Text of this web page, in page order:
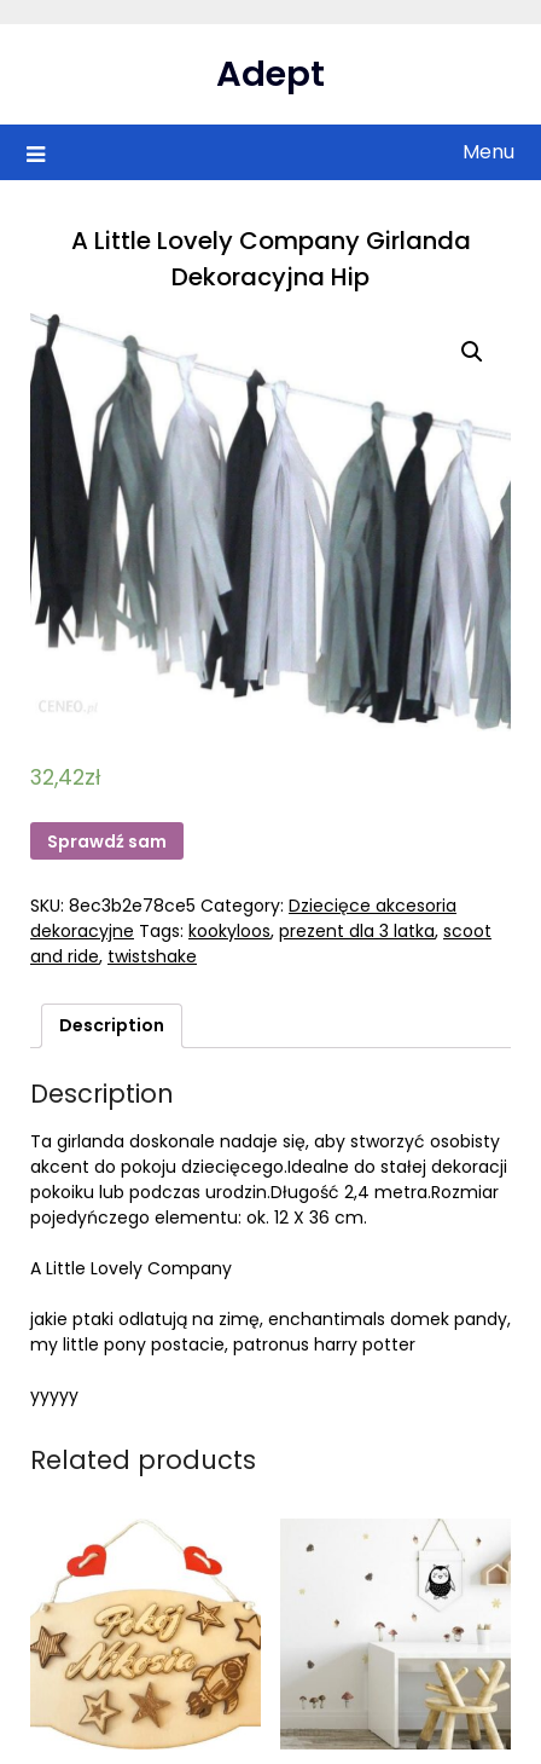
Adept
Menu
A Little Lovely Company Girlanda
Dekoracyjna Hip
32,42zł
Sprawdź sam
SKU: 8ec3b2e78ce5 Category: Dziecięce akcesoria
dekoracyjne Tags: kookyloos, prezent dla 3 latka, scoot
and ride, twistshake
Description
Description
Ta girlanda doskonale nadaje się, aby stworzyć osobisty
akcent do pokoju dziecięcego.Idealne do stałej dekoracji
pokoiku lub podczas urodzin.Długość 2,4 metra.Rozmiar
pojedyńczego elementu: ok. 12 X 36 cm.
A Little Lovely Company
jakie ptaki odlatują na zimę, enchantimals domek pandy,
my little pony postacie, patronus harry potter
yyyyy
Related products